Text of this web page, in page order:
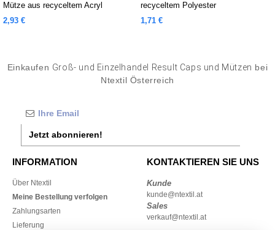
Mütze aus recyceltem Acryl
2,93 €
recyceltem Polyester
1,71 €
Einkaufen Groß- und Einzelhandel Result Caps und Mützen bei
Ntextil Österreich
Jetzt abonnieren!
INFORMATION
Über Ntextil
Meine Bestellung verfolgen
Zahlungsarten
Lieferung
KONTAKTIEREN SIE UNS
Kunde
kunde@ntextil.at
Sales
verkauf@ntextil.at